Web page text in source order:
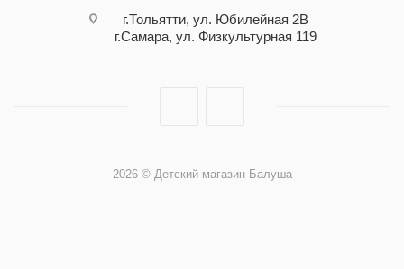
г.Тольятти, ул. Юбилейная 2В
г.Самара, ул. Физкультурная 119
2026 © Детский магазин Балуша